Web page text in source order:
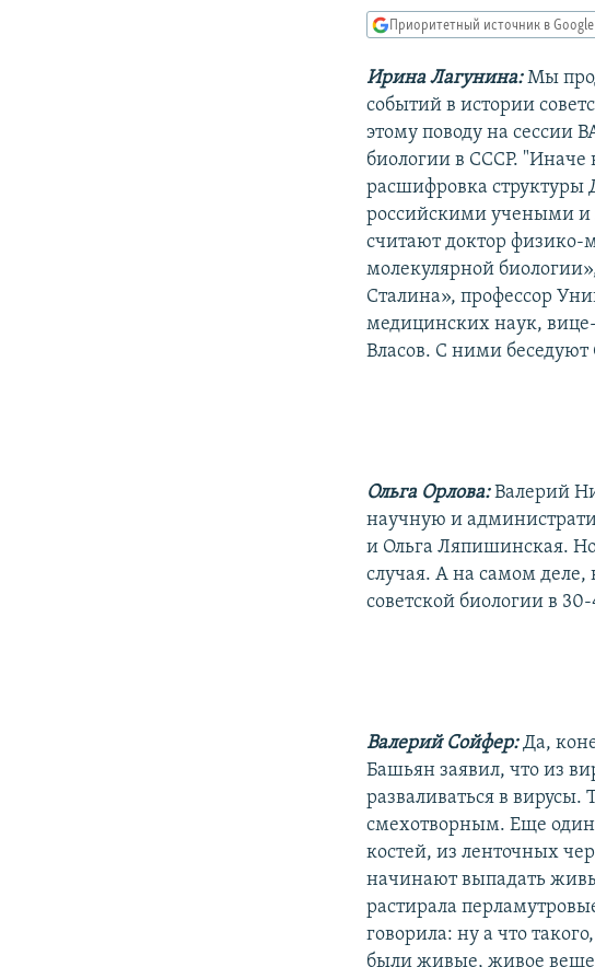
Приоритетный источник в Google
Ирина Лагунина:Мы
событий в истории
этому поводу на сессии
биологии в СССР.
расшифровка
российскими учеными и
считают доктор физико-
молекулярной
Сталина», профессор
медицинских наук,
Власов. С ними
Ольга Орлова:Валерий
научную и
и Ольга Ляпишинская.
случая. А на самом деле,
советской биологии в
Валерий Сойфер:Да,
Башьян заявил, что из
разваливаться в вирусы.
смехотворным. Еще один
костей, из ленточных
начинают выпадать
растирала
говорила: ну а что
были живые, живое